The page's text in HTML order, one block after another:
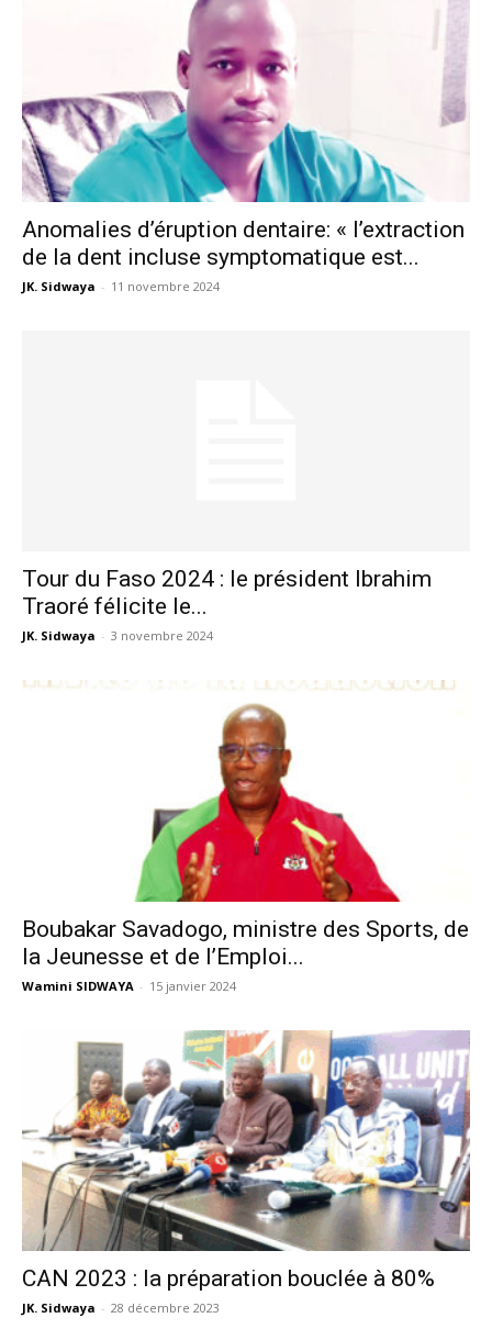
Anomalies d’éruption dentaire: « l’extraction
de la dent incluse symptomatique est...
JK. Sidwaya - 11 novembre 2024
Tour du Faso 2024 : le président Ibrahim
Traoré félicite le...
JK. Sidwaya - 3 novembre 2024
Boubakar Savadogo, ministre des Sports, de
la Jeunesse et de l’Emploi...
Wamini SIDWAYA - 15 janvier 2024
CAN 2023 : la préparation bouclée à 80%
JK. Sidwaya - 28 décembre 2023